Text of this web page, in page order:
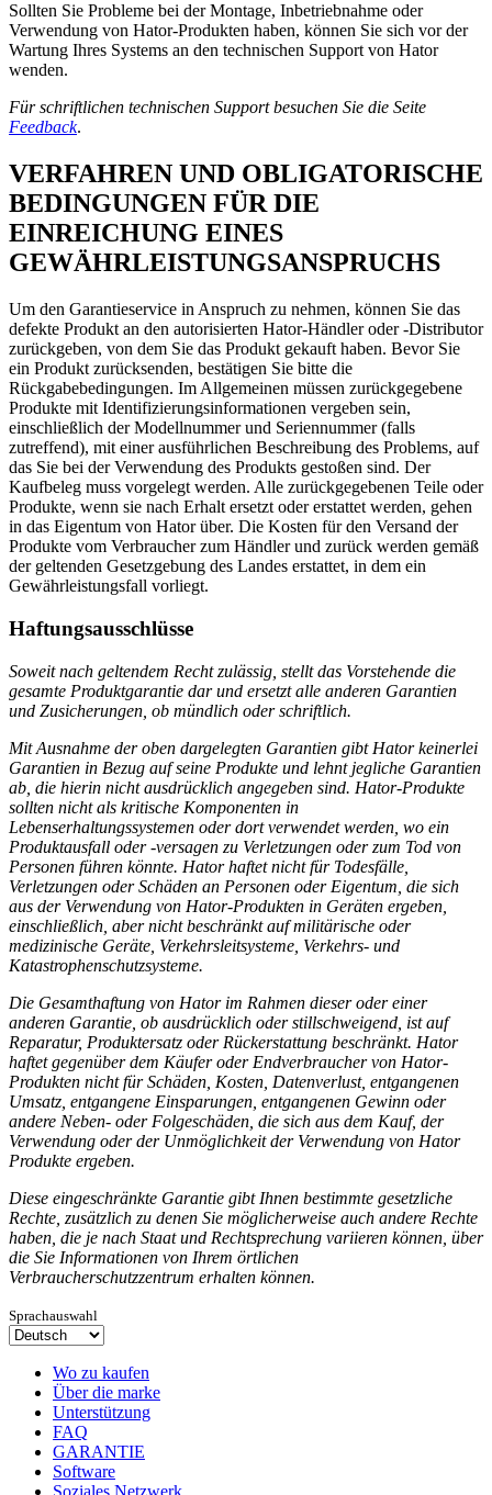
Sollten Sie Probleme bei der Montage, Inbetriebnahme oder
Verwendung von Hator-Produkten haben, können Sie sich vor der
Wartung Ihres Systems an den technischen Support von Hator
wenden.
Für schriftlichen technischen Support besuchen Sie die Seite
Feedback.
VERFAHREN UND OBLIGATORISCHE
BEDINGUNGEN FÜR DIE
EINREICHUNG EINES
GEWÄHRLEISTUNGSANSPRUCHS
Um den Garantieservice in Anspruch zu nehmen, können Sie das
defekte Produkt an den autorisierten Hator-Händler oder -Distributor
zurückgeben, von dem Sie das Produkt gekauft haben. Bevor Sie
ein Produkt zurücksenden, bestätigen Sie bitte die
Rückgabebedingungen. Im Allgemeinen müssen zurückgegebene
Produkte mit Identifizierungsinformationen vergeben sein,
einschließlich der Modellnummer und Seriennummer (falls
zutreffend), mit einer ausführlichen Beschreibung des Problems, auf
das Sie bei der Verwendung des Produkts gestoßen sind. Der
Kaufbeleg muss vorgelegt werden. Alle zurückgegebenen Teile oder
Produkte, wenn sie nach Erhalt ersetzt oder erstattet werden, gehen
in das Eigentum von Hator über. Die Kosten für den Versand der
Produkte vom Verbraucher zum Händler und zurück werden gemäß
der geltenden Gesetzgebung des Landes erstattet, in dem ein
Gewährleistungsfall vorliegt.
Haftungsausschlüsse
Soweit nach geltendem Recht zulässig, stellt das Vorstehende die
gesamte Produktgarantie dar und ersetzt alle anderen Garantien
und Zusicherungen, ob mündlich oder schriftlich.
Mit Ausnahme der oben dargelegten Garantien gibt Hator keinerlei
Garantien in Bezug auf seine Produkte und lehnt jegliche Garantien
ab, die hierin nicht ausdrücklich angegeben sind. Hator-Produkte
sollten nicht als kritische Komponenten in
Lebenserhaltungssystemen oder dort verwendet werden, wo ein
Produktausfall oder -versagen zu Verletzungen oder zum Tod von
Personen führen könnte. Hator haftet nicht für Todesfälle,
Verletzungen oder Schäden an Personen oder Eigentum, die sich
aus der Verwendung von Hator-Produkten in Geräten ergeben,
einschließlich, aber nicht beschränkt auf militärische oder
medizinische Geräte, Verkehrsleitsysteme, Verkehrs- und
Katastrophenschutzsysteme.
Die Gesamthaftung von Hator im Rahmen dieser oder einer
anderen Garantie, ob ausdrücklich oder stillschweigend, ist auf
Reparatur, Produktersatz oder Rückerstattung beschränkt. Hator
haftet gegenüber dem Käufer oder Endverbraucher von Hator-
Produkten nicht für Schäden, Kosten, Datenverlust, entgangenen
Umsatz, entgangene Einsparungen, entgangenen Gewinn oder
andere Neben- oder Folgeschäden, die sich aus dem Kauf, der
Verwendung oder der Unmöglichkeit der Verwendung von Hator
Produkte ergeben.
Diese eingeschränkte Garantie gibt Ihnen bestimmte gesetzliche
Rechte, zusätzlich zu denen Sie möglicherweise auch andere Rechte
haben, die je nach Staat und Rechtsprechung variieren können, über
die Sie Informationen von Ihrem örtlichen
Verbraucherschutzzentrum erhalten können.
Sprachauswahl
Wo zu kaufen
Über die marke
Unterstützung
FAQ
GARANTIE
Software
Soziales Netzwerk